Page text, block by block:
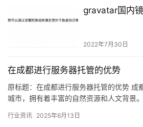
gravatar国内
2022年7月30日
在成都进行服务器托管的优势
原标题：在成都进行服务器托管的优势 成
城市，拥有着丰富的自然资源和人文背景
景下…
行业资讯 2025年6月13日